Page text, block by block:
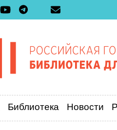
Библиотека Новости